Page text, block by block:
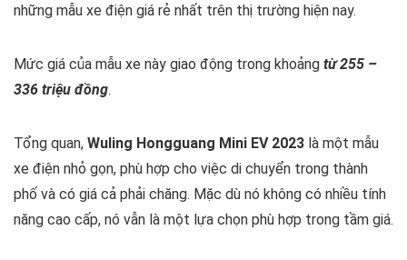
những mẫu xe điện giá rẻ nhất trên thị trường hiện nay.
Mức giá của mẫu xe này giao động trong khoảng từ 255 –
336 triệu đồng.
Tổng quan, Wuling Hongguang Mini EV 2023 là một mẫu
xe điện nhỏ gọn, phù hợp cho việc di chuyển trong thành
phố và có giá cả phải chăng. Mặc dù nó không có nhiều tính
năng cao cấp, nó vẫn là một lựa chọn phù hợp trong tầm giá.